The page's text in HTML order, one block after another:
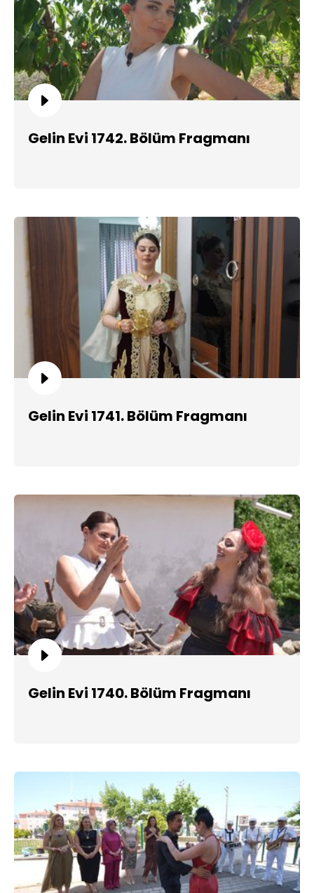
Gelin Evi 1742. Bölüm Fragmanı
Gelin Evi 1741. Bölüm Fragmanı
Gelin Evi 1740. Bölüm Fragmanı